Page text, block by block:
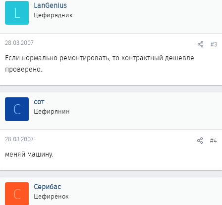
L LanGenius
Цефирядник
28.03.2007 #3
Если нормально ремонтировать, то контрактный дешевле
проверено.
С сот
Цефирянин
28.03.2007 #4
меняй машину.
С Серибас
Цефирёнок